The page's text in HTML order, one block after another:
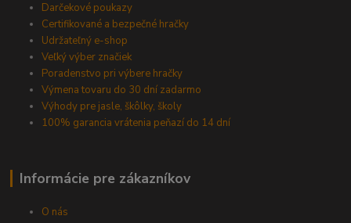
Darčekové poukazy
Certifikované a bezpečné hračky
Udržateľný e-shop
Veľký výber značiek
Poradenstvo pri výbere hračky
Výmena tovaru do 30 dní zadarmo
Výhody pre jasle, škôlky, školy
100% garancia vrátenia peňazí do 14 dní
Informácie pre zákazníkov
O nás